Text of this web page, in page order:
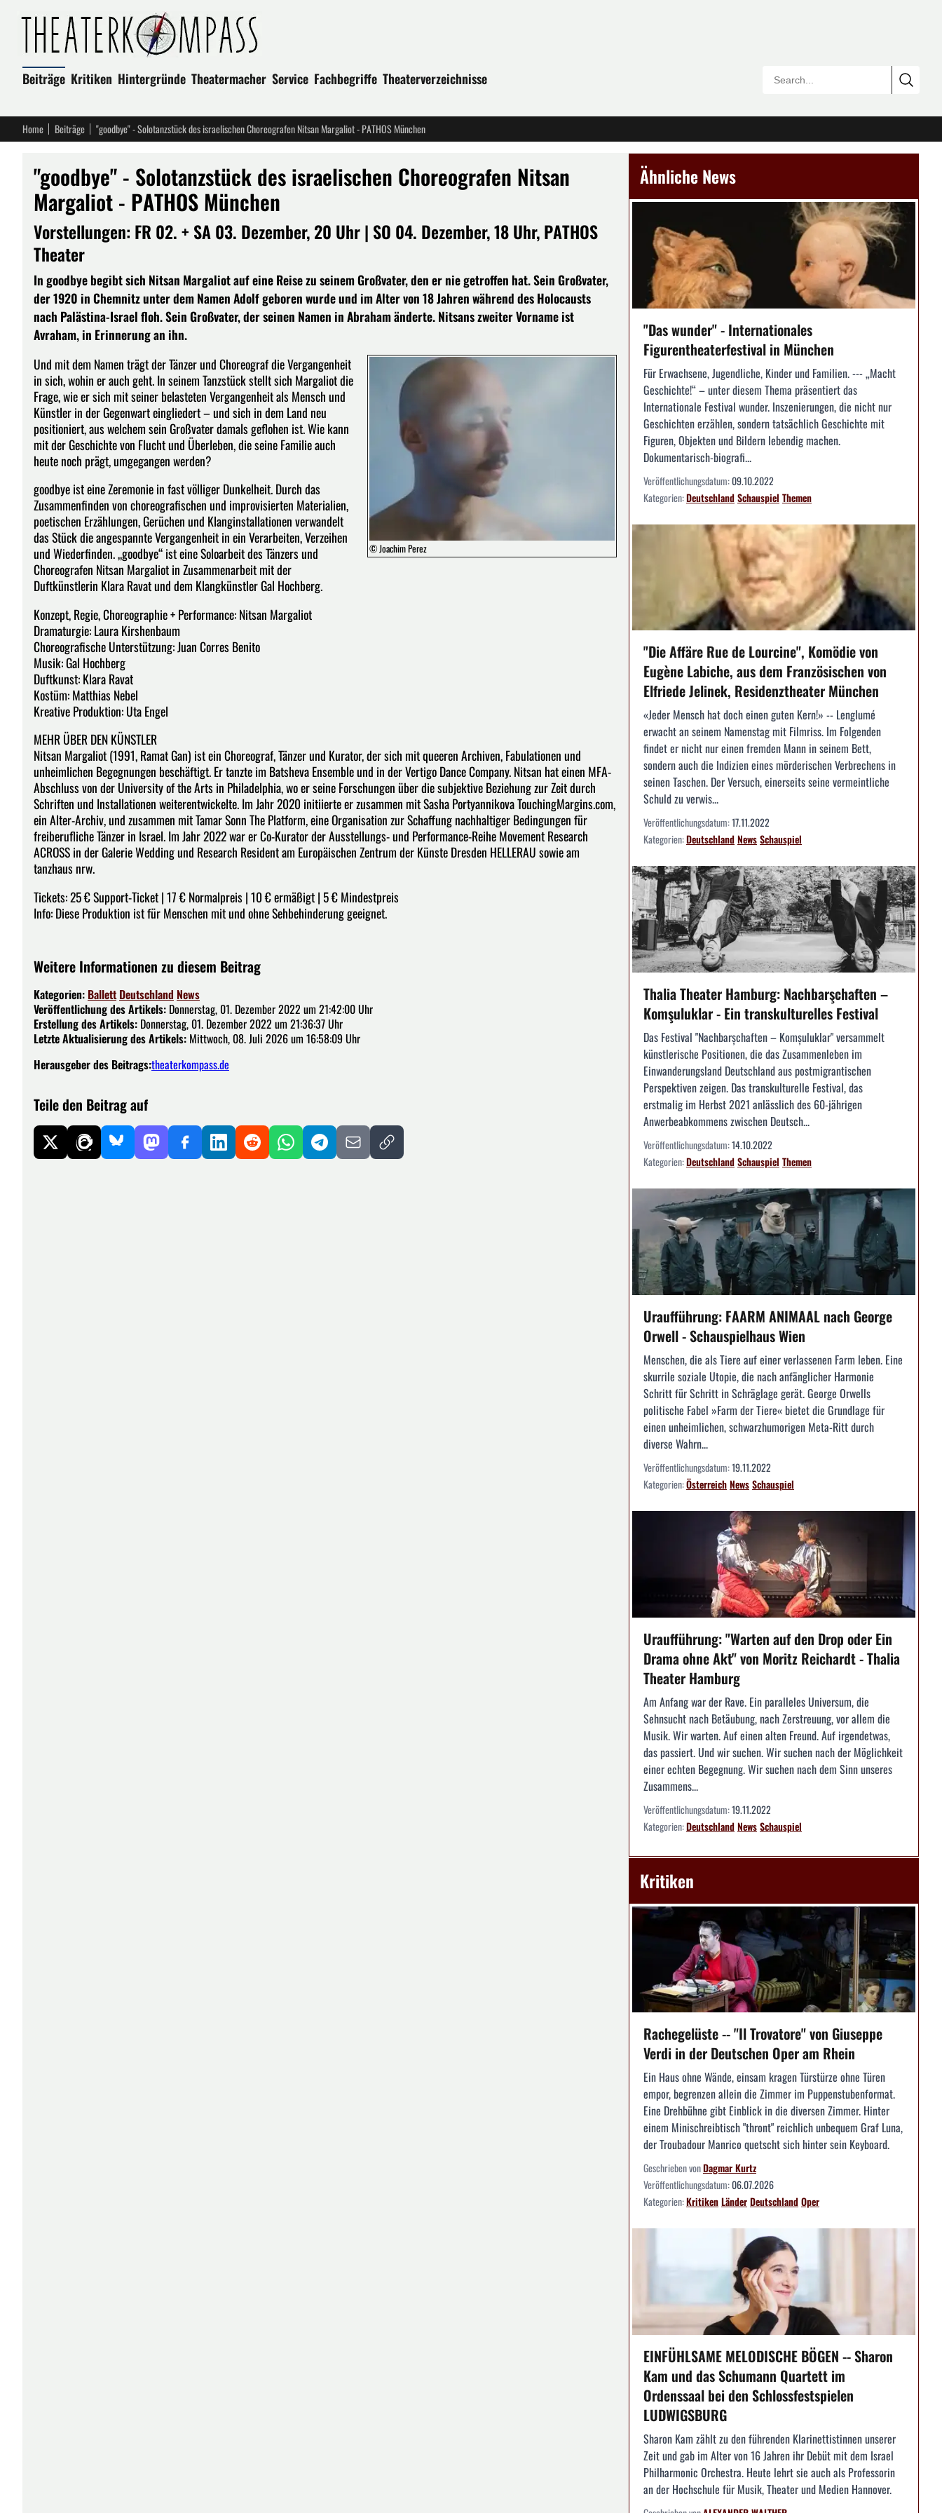
Beiträge Kritiken Hintergründe Theatermacher Service Fachbegriffe Theaterverzeichnisse
Home Beiträge "goodbye" - Solotanzstück des israelischen Choreografen Nitsan Margaliot - PATHOS München
"goodbye" - Solotanzstück des israelischen Choreografen Nitsan
Margaliot - PATHOS München
Vorstellungen: FR 02. + SA 03. Dezember, 20 Uhr | SO 04. Dezember, 18 Uhr, PATHOS
Theater
In goodbye begibt sich Nitsan Margaliot auf eine Reise zu seinem Großvater, den er nie getroffen hat. Sein Großvater,
der 1920 in Chemnitz unter dem Namen Adolf geboren wurde und im Alter von 18 Jahren während des Holocausts
nach Palästina-Israel floh. Sein Großvater, der seinen Namen in Abraham änderte. Nitsans zweiter Vorname ist
Avraham, in Erinnerung an ihn.
© Joachim Perez
Und mit dem Namen trägt der Tänzer und Choreograf die Vergangenheit
in sich, wohin er auch geht. In seinem Tanzstück stellt sich Margaliot die
Frage, wie er sich mit seiner belasteten Vergangenheit als Mensch und
Künstler in der Gegenwart eingliedert – und sich in dem Land neu
positioniert, aus welchem sein Großvater damals geflohen ist. Wie kann
mit der Geschichte von Flucht und Überleben, die seine Familie auch
heute noch prägt, umgegangen werden?
goodbye ist eine Zeremonie in fast völliger Dunkelheit. Durch das
Zusammenfinden von choreografischen und improvisierten Materialien,
poetischen Erzählungen, Gerüchen und Klanginstallationen verwandelt
das Stück die angespannte Vergangenheit in ein Verarbeiten, Verzeihen
und Wiederfinden. „goodbye“ ist eine Soloarbeit des Tänzers und
Choreografen Nitsan Margaliot in Zusammenarbeit mit der
Duftkünstlerin Klara Ravat und dem Klangkünstler Gal Hochberg.
Konzept, Regie, Choreographie + Performance: Nitsan Margaliot
Dramaturgie: Laura Kirshenbaum
Choreografische Unterstützung: Juan Corres Benito
Musik: Gal Hochberg
Duftkunst: Klara Ravat
Kostüm: Matthias Nebel
Kreative Produktion: Uta Engel
MEHR ÜBER DEN KÜNSTLER
Nitsan Margaliot (1991, Ramat Gan) ist ein Choreograf, Tänzer und Kurator, der sich mit queeren Archiven, Fabulationen und
unheimlichen Begegnungen beschäftigt. Er tanzte im Batsheva Ensemble und in der Vertigo Dance Company. Nitsan hat einen MFA-
Abschluss von der University of the Arts in Philadelphia, wo er seine Forschungen über die subjektive Beziehung zur Zeit durch
Schriften und Installationen weiterentwickelte. Im Jahr 2020 initiierte er zusammen mit Sasha Portyannikova TouchingMargins.com,
ein Alter-Archiv, und zusammen mit Tamar Sonn The Platform, eine Organisation zur Schaffung nachhaltiger Bedingungen für
freiberufliche Tänzer in Israel. Im Jahr 2022 war er Co-Kurator der Ausstellungs- und Performance-Reihe Movement Research
ACROSS in der Galerie Wedding und Research Resident am Europäischen Zentrum der Künste Dresden HELLERAU sowie am
tanzhaus nrw.
Tickets: 25 € Support-Ticket | 17 € Normalpreis | 10 € ermäßigt | 5 € Mindestpreis
Info: Diese Produktion ist für Menschen mit und ohne Sehbehinderung geeignet.
Weitere Informationen zu diesem Beitrag
Kategorien: Ballett Deutschland News
Veröffentlichung des Artikels: Donnerstag, 01. Dezember 2022 um 21:42:00 Uhr
Erstellung des Artikels: Donnerstag, 01. Dezember 2022 um 21:36:37 Uhr
Letzte Aktualisierung des Artikels: Mittwoch, 08. Juli 2026 um 16:58:09 Uhr
Herausgeber des Beitrags:theaterkompass.de
Teile den Beitrag auf
Ähnliche News
"Das wunder" - Internationales
Figurentheaterfestival in München
Für Erwachsene, Jugendliche, Kinder und Familien. --- „Macht
Geschichte!“ – unter diesem Thema präsentiert das
Internationale Festival wunder. Inszenierungen, die nicht nur
Geschichten erzählen, sondern tatsächlich Geschichte mit
Figuren, Objekten und Bildern lebendig machen.
Dokumentarisch-biografi...
Veröffentlichungsdatum:09.10.2022
Kategorien:DeutschlandSchauspiel Themen
"Die Affäre Rue de Lourcine", Komödie von
Eugène Labiche, aus dem Französischen von
Elfriede Jelinek, Residenztheater München
«Jeder Mensch hat doch einen guten Kern!» -- Lenglumé
erwacht an seinem Namenstag mit Filmriss. Im Folgenden
findet er nicht nur einen fremden Mann in seinem Bett,
sondern auch die Indizien eines mörderischen Verbrechens in
seinen Taschen. Der Versuch, einerseits seine vermeintliche
Schuld zu verwis...
Veröffentlichungsdatum:17.11.2022
Kategorien:DeutschlandNewsSchauspiel
Thalia Theater Hamburg: Nachbarşchaften –
Komşuluklar - Ein transkulturelles Festival
Das Festival "Nachbarșchaften – Komșuluklar" versammelt
künstlerische Positionen, die das Zusammenleben im
Einwanderungsland Deutschland aus postmigrantischen
Perspektiven zeigen. Das transkulturelle Festival, das
erstmalig im Herbst 2021 anlässlich des 60-jährigen
Anwerbeabkommens zwischen Deutsch...
Veröffentlichungsdatum:14.10.2022
Kategorien:DeutschlandSchauspiel Themen
Uraufführung: FAARM ANIMAAL nach George
Orwell - Schauspielhaus Wien
Menschen, die als Tiere auf einer verlassenen Farm leben. Eine
skurrile soziale Utopie, die nach anfänglicher Harmonie
Schritt für Schritt in Schräglage gerät. George Orwells
politische Fabel »Farm der Tiere« bietet die Grundlage für
einen unheimlichen, schwarzhumorigen Meta-Ritt durch
diverse Wahrn...
Veröffentlichungsdatum:19.11.2022
Kategorien:ÖsterreichNewsSchauspiel
Uraufführung: "Warten auf den Drop oder Ein
Drama ohne Akt" von Moritz Reichardt - Thalia
Theater Hamburg
Am Anfang war der Rave. Ein paralleles Universum, die
Sehnsucht nach Betäubung, nach Zerstreuung, vor allem die
Musik. Wir warten. Auf einen alten Freund. Auf irgendetwas,
das passiert. Und wir suchen. Wir suchen nach der Möglichkeit
einer echten Begegnung. Wir suchen nach dem Sinn unseres
Zusammens...
Veröffentlichungsdatum:19.11.2022
Kategorien:DeutschlandNewsSchauspiel
Kritiken
Rachegelüste -- "Il Trovatore" von Giuseppe
Verdi in der Deutschen Oper am Rhein
Ein Haus ohne Wände, einsam kragen Türstürze ohne Türen
empor, begrenzen allein die Zimmer im Puppenstubenformat.
Eine Drehbühne gibt Einblick in die diversen Zimmer. Hinter
einem Minischreibtisch "thront" reichlich unbequem Graf Luna,
der Troubadour Manrico quetscht sich hinter sein Keyboard.
Geschrieben vonDagmar Kurtz
Veröffentlichungsdatum:06.07.2026
Kategorien:KritikenLänderDeutschlandOper
EINFÜHLSAME MELODISCHE BÖGEN -- Sharon
Kam und das Schumann Quartett im
Ordenssaal bei den Schlossfestspielen
LUDWIGSBURG
Sharon Kam zählt zu den führenden Klarinettistinnen unserer
Zeit und gab im Alter von 16 Jahren ihr Debüt mit dem Israel
Philharmonic Orchestra. Heute lehrt sie auch als Professorin
an der Hochschule für Musik, Theater und Medien Hannover.